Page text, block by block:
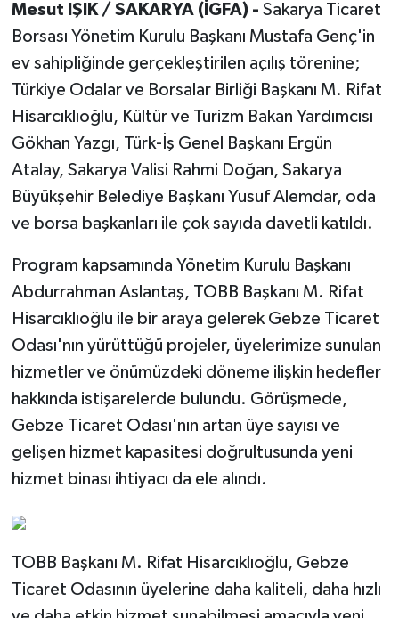
Mesut IŞIK / SAKARYA (İGFA) - Sakarya Ticaret
Borsası Yönetim Kurulu Başkanı Mustafa Genç'in
ev sahipliğinde gerçekleştirilen açılış törenine;
Türkiye Odalar ve Borsalar Birliği Başkanı M. Rifat
Hisarcıklıoğlu, Kültür ve Turizm Bakan Yardımcısı
Gökhan Yazgı, Türk-İş Genel Başkanı Ergün
Atalay, Sakarya Valisi Rahmi Doğan, Sakarya
Büyükşehir Belediye Başkanı Yusuf Alemdar, oda
ve borsa başkanları ile çok sayıda davetli katıldı.
Program kapsamında Yönetim Kurulu Başkanı
Abdurrahman Aslantaş, TOBB Başkanı M. Rifat
Hisarcıklıoğlu ile bir araya gelerek Gebze Ticaret
Odası'nın yürüttüğü projeler, üyelerimize sunulan
hizmetler ve önümüzdeki döneme ilişkin hedefler
hakkında istişarelerde bulundu. Görüşmede,
Gebze Ticaret Odası'nın artan üye sayısı ve
gelişen hizmet kapasitesi doğrultusunda yeni
hizmet binası ihtiyacı da ele alındı.
TOBB Başkanı M. Rifat Hisarcıklıoğlu, Gebze
Ticaret Odasının üyelerine daha kaliteli, daha hızlı